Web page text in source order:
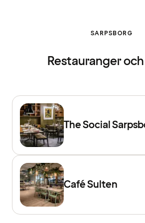
SARPSBORG
Restauranger
The Social
Café Sulten